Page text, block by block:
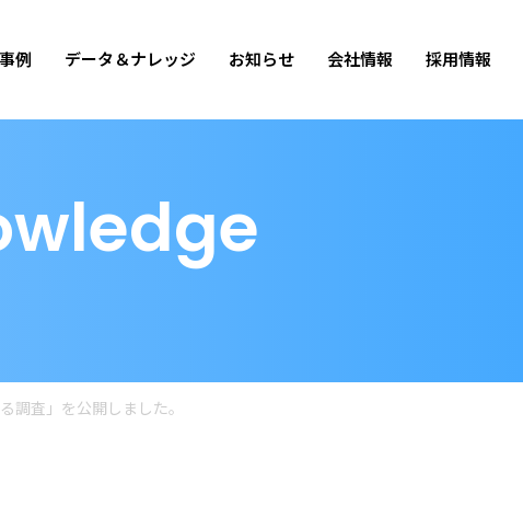
例 データ＆ナレッジ お知らせ 会社情報 採用情報
調査」を公開しました。